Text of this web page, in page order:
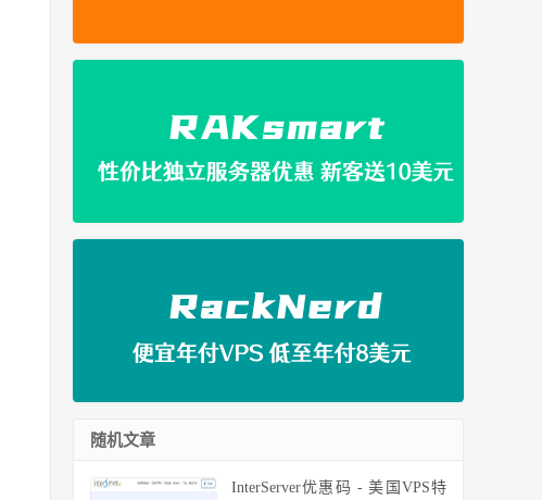
随机文章
InterServer优惠码 - 美国VPS特